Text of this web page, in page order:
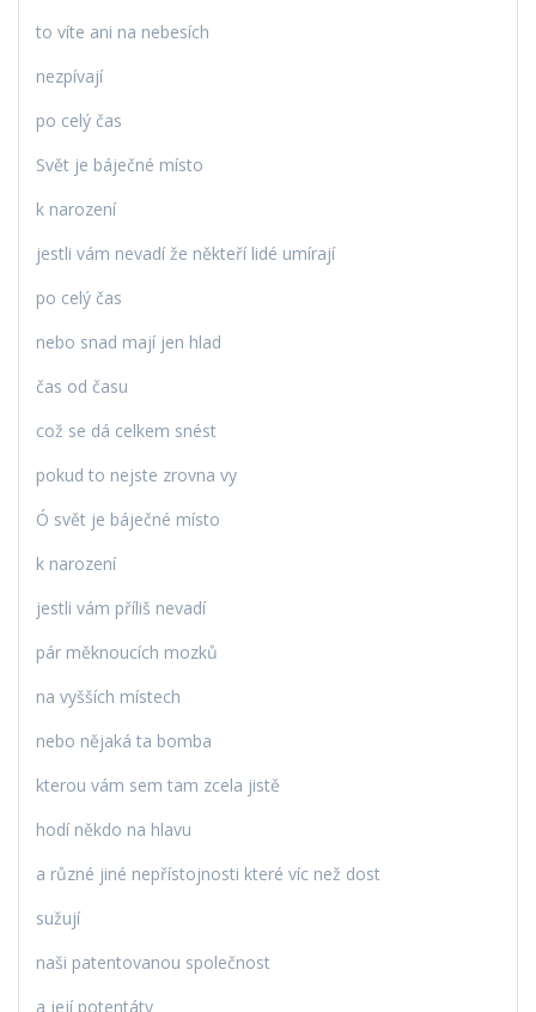
to víte ani na nebesích
nezpívají
po celý čas
Svět je báječné místo
k narození
jestli vám nevadí že někteří lidé umírají
po celý čas
nebo snad mají jen hlad
čas od času
což se dá celkem snést
pokud to nejste zrovna vy
Ó svět je báječné místo
k narození
jestli vám příliš nevadí
pár měknoucích mozků
na vyšších místech
nebo nějaká ta bomba
kterou vám sem tam zcela jistě
hodí někdo na hlavu
a různé jiné nepřístojnosti které víc než dost
sužují
naši patentovanou společnost
a její potentáty